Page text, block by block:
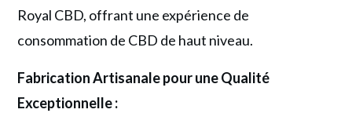
Royal CBD, offrant une expérience de
consommation de CBD de haut niveau.
Fabrication Artisanale pour une Qualité
Exceptionnelle :